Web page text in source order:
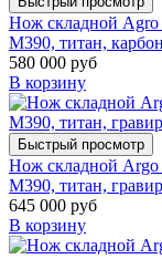
Нож складной Agro
M390, титан,
580 000 руб
В корзину
Быстрый просмотр
Нож складной Argo
M390, титан,
645 000 руб
В корзину